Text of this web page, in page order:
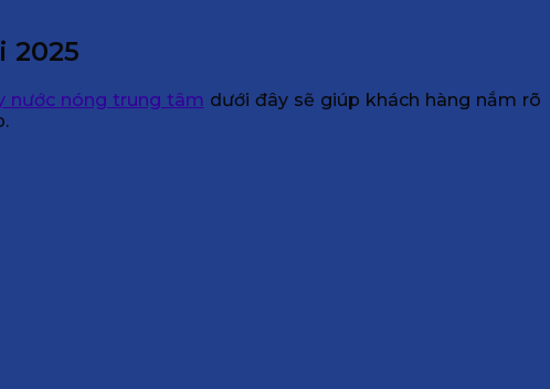
2025
nước nóng trung tâm dưới đây sẽ giúp khách hàng nắm rõ